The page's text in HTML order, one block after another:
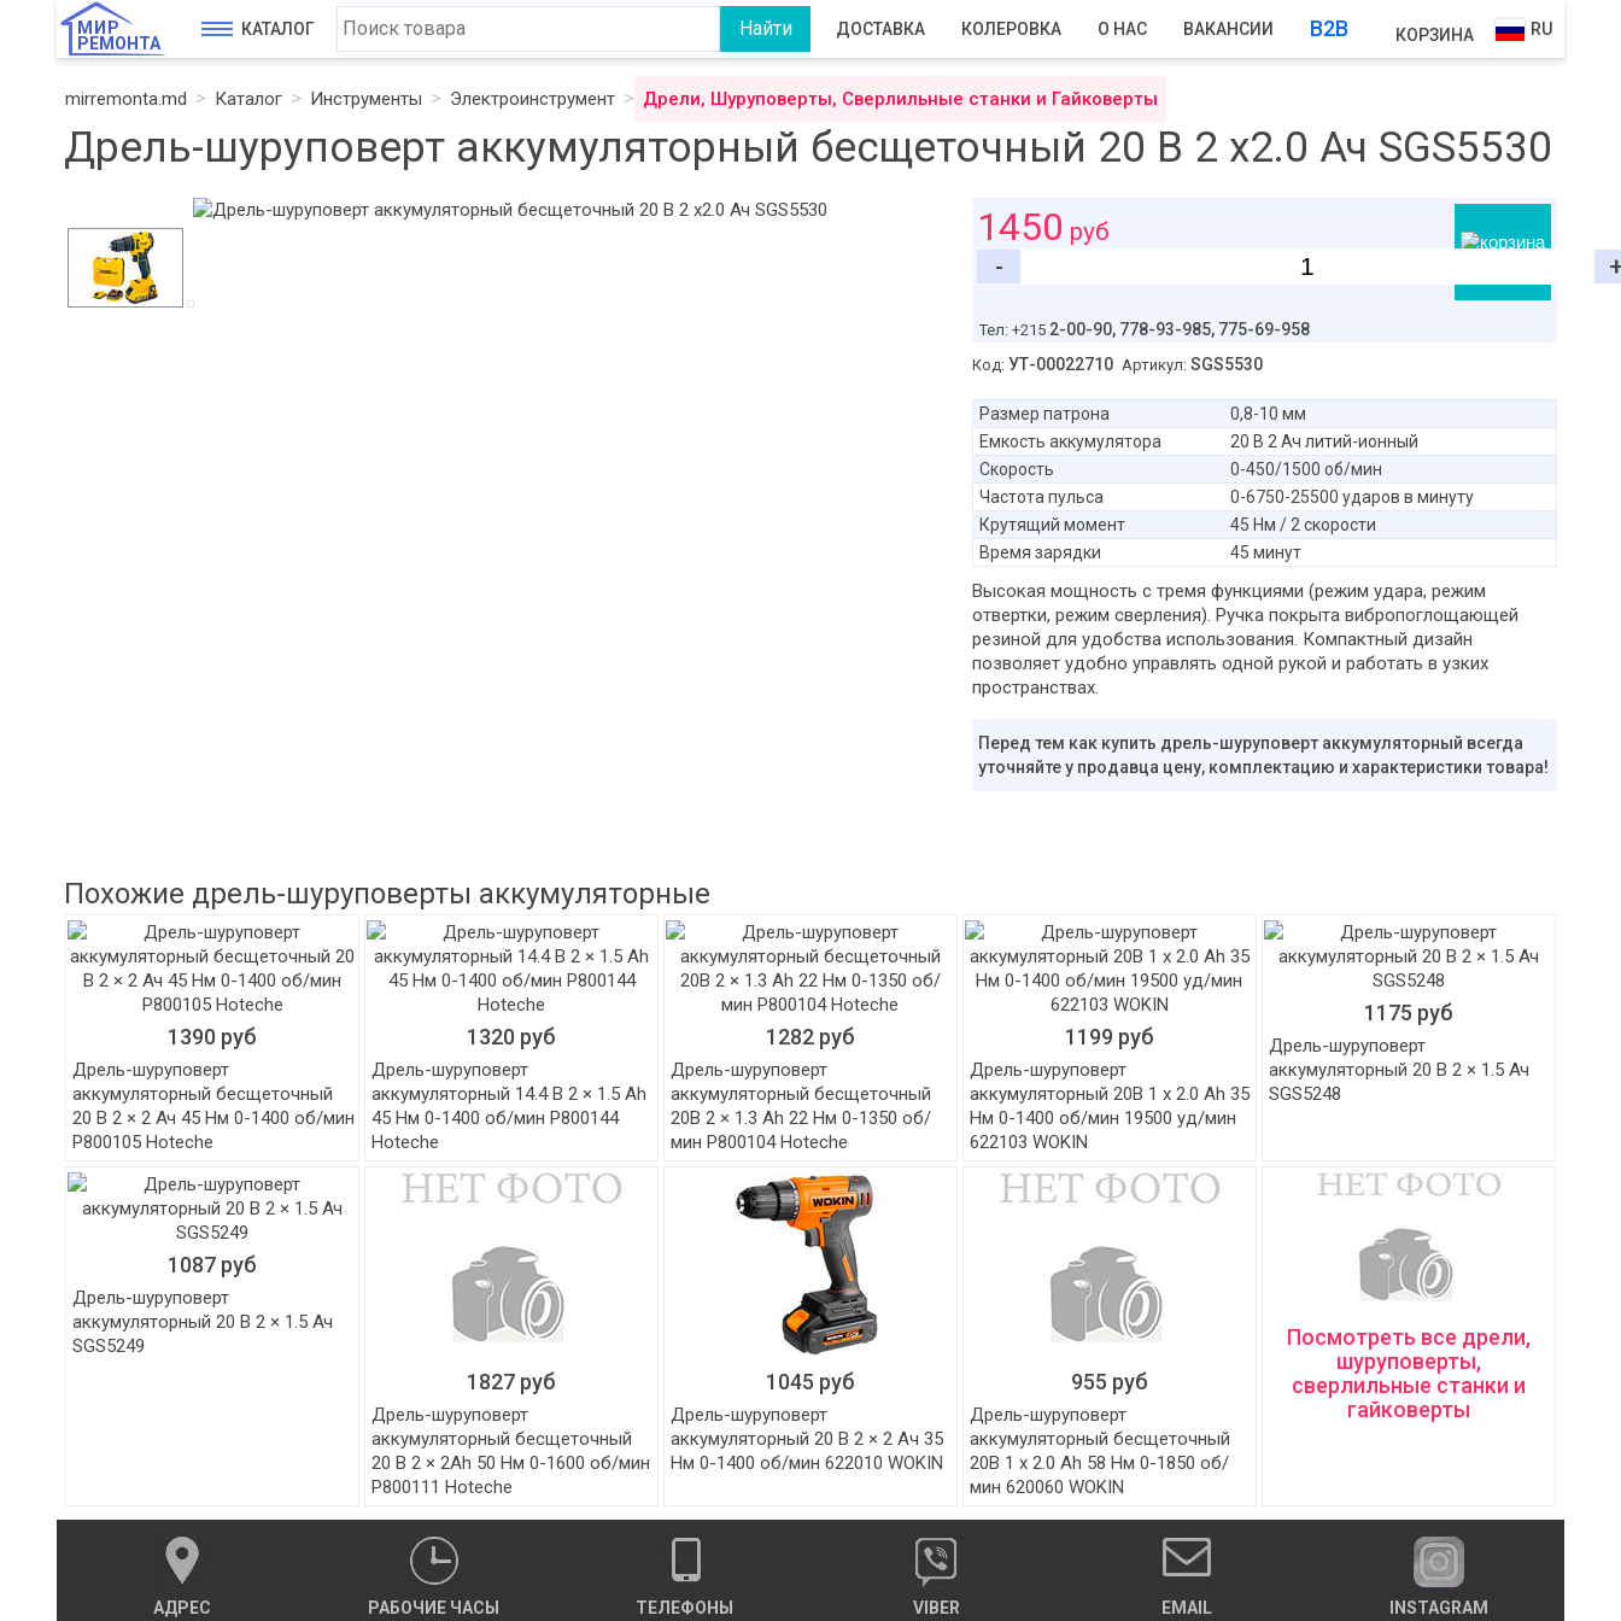
МИР
РЕМОНТА
КАТАЛОГ ДОСТАВКА КОЛЕРОВКА О НАС ВАКАНСИИ B2B КОРЗИНА RU
mirremonta.md Каталог Инструменты Электроинструмент Дрели, Шуруповерты, Сверлильные станки и Гайковерты
Дрель-шуруповерт аккумуляторный бесщеточный 20 В 2 x2.0 Ач SGS5530
1450 руб
-
Тел: +215 2-00-90, 778-93-985, 775-69-958
Код: УТ-00022710 Артикул: SGS5530
Размер патрона
0,8-10 мм
Емкость аккумулятора
20 В 2 Ач литий-ионный
Скорость
0-450/1500 об/мин
Частота пульса
0-6750-25500 ударов в минуту
Крутящий момент
45 Нм / 2 скорости
Время зарядки
45 минут
Высокая мощность с тремя функциями (режим удара, режим
отвертки, режим сверления). Ручка покрыта вибропоглощающей
резиной для удобства использования. Компактный дизайн
позволяет удобно управлять одной рукой и работать в узких
пространствах.
Перед тем как купить дрель-шуруповерт аккумуляторный всегда
уточняйте у продавца цену, комплектацию и характеристики товара!
Похожие дрель-шуруповерты аккумуляторные
1390 руб
Дрель-шуруповерт
аккумуляторный бесщеточный
20 В 2 × 2 Ач 45 Нм 0-1400 об/мин
P800105 Hoteche
1320 руб
Дрель-шуруповерт
аккумуляторный 14.4 В 2 × 1.5 Ah
45 Нм 0-1400 об/мин P800144
Hoteche
1282 руб
Дрель-шуруповерт
аккумуляторный бесщеточный
20В 2 × 1.3 Ah 22 Нм 0-1350 об/
мин P800104 Hoteche
1199 руб
Дрель-шуруповерт
аккумуляторный 20В 1 x 2.0 Ah 35
Нм 0-1400 об/мин 19500 уд/мин
622103 WOKIN
1175 руб
Дрель-шуруповерт
аккумуляторный 20 В 2 × 1.5 Ач
SGS5248
1087 руб
Дрель-шуруповерт
аккумуляторный 20 В 2 × 1.5 Ач
SGS5249
1827 руб
Дрель-шуруповерт
аккумуляторный бесщеточный
20 В 2 × 2Ah 50 Нм 0-1600 об/мин
P800111 Hoteche
1045 руб
Дрель-шуруповерт
аккумуляторный 20 В 2 × 2 Aч 35
Нм 0-1400 об/мин 622010 WOKIN
955 руб
Дрель-шуруповерт
аккумуляторный бесщеточный
20В 1 x 2.0 Ah 58 Нм 0-1850 об/
мин 620060 WOKIN
Посмотреть все дрели,
шуруповерты,
сверлильные станки и
гайковерты
АДРЕС РАБОЧИЕ ЧАСЫ ТЕЛЕФОНЫ VIBER EMAIL INSTAGRAM